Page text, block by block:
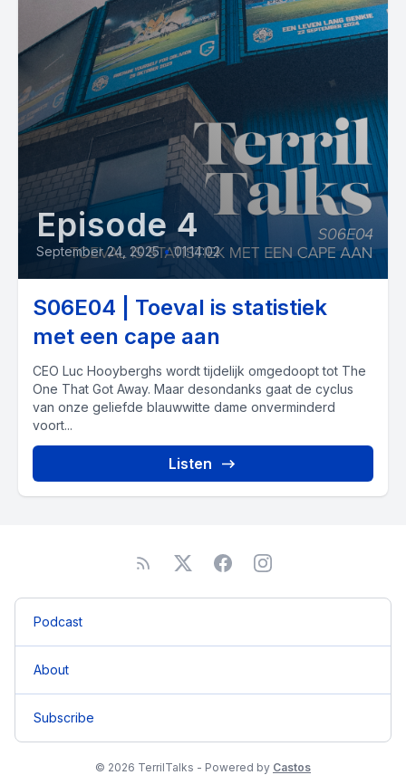
Episode 4
September 24, 2025 • 01:14:02
S06E04 | Toeval is statistiek
met een cape aan
CEO Luc Hooyberghs wordt tijdelijk omgedoopt tot The
One That Got Away. Maar desondanks gaat de cyclus
van onze geliefde blauwwitte dame onverminderd
voort...
Listen
Podcast
About
Subscribe
© 2026 TerrilTalks - Powered by Castos